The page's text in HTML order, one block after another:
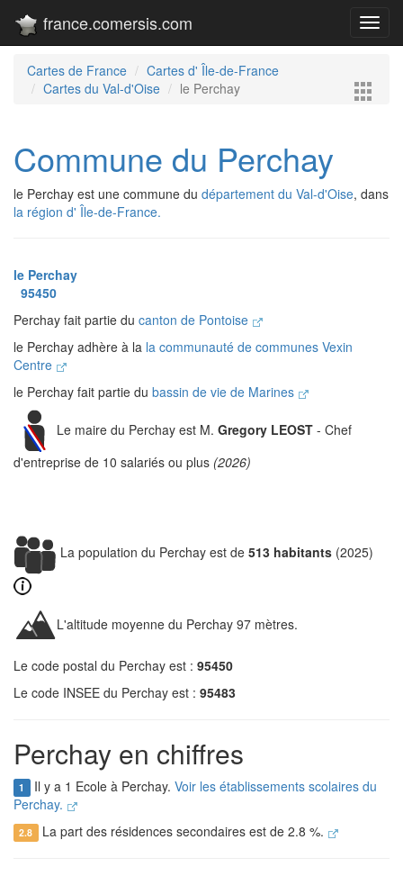
france.comersis.com
Cartes de France
Cartes d' Île-de-France
Cartes du Val-d'Oise
le Perchay
Commune du Perchay
le Perchay est une commune du département du Val-d'Oise, dans
la région d' Île-de-France.
le Perchay
95450
Perchay fait partie du canton de Pontoise
le Perchay adhère à la la communauté de communes Vexin
Centre
le Perchay fait partie du bassin de vie de Marines
Le maire du Perchay est M. Gregory LEOST - Chef
d'entreprise de 10 salariés ou plus (2026)
La population du Perchay est de 513 habitants (2025)
L'altitude moyenne du Perchay 97 mètres.
Le code postal du Perchay est : 95450
Le code INSEE du Perchay est : 95483
Perchay en chiffres
1 Il y a 1 Ecole à Perchay. Voir les établissements scolaires du
Perchay.
2.8 La part des résidences secondaires est de 2.8 %.